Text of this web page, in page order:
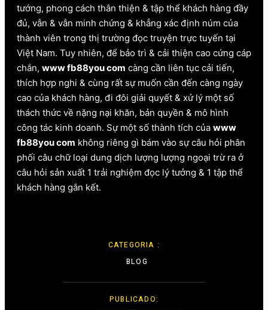
CATEGORIA :
BLOG
PUBLICADO:
tướng, phong cách thân thiện & tập thể khách hàng đầy
đủ, vẫn & vẫn minh chứng & khẳng xác định núm của
thành viên trong thị trường đọc truyện trực tuyến tại
Việt Nam. Tuy nhiên, để bảo trì & cải thiện cao cứng cáp
chắn, www fb88you com càng cần liên tục cải tiến,
thích hợp nghi & cùng rất sự muốn cần đến càng ngày
cao của khách hàng, đi đôi giải quyết & xử lý một số
thách thức về nặng nại khăn, bản quyền & mô hình
công tác kinh doanh. Sự một số thành tích của www
fb88you com không riêng gì bám vào sự câu hỏi phân
phối câu chữ loại dung dịch lượng lượng ngoại trừ ra ở
câu hỏi sản xuất 1 trải nghiệm đọc lý tưởng & 1 tập thể
khách hàng gắn kết.